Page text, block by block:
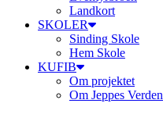
Landkort
SKOLER
Sinding Skole
Hem Skole
KUFIB
Om projektet
Om Jeppes Verden